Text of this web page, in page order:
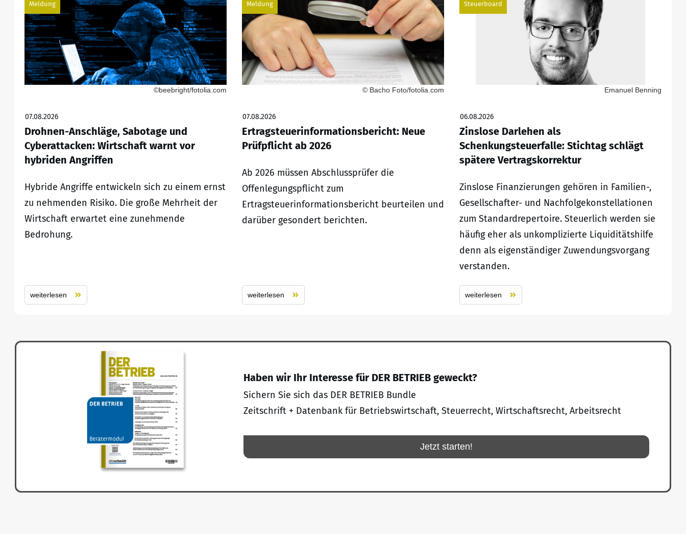
Meldung
©beebright/fotolia.com
07.08.2026
Drohnen-Anschläge, Sabotage und
Cyberattacken: Wirtschaft warnt vor
hybriden Angriffen
Hybride Angriffe entwickeln sich zu einem ernst
zu nehmenden Risiko. Die große Mehrheit der
Wirtschaft erwartet eine zunehmende
Bedrohung.
weiterlesen
Meldung
© Bacho Foto/fotolia.com
07.08.2026
Ertragsteuerinformationsbericht: Neue
Prüfpflicht ab 2026
Ab 2026 müssen Abschlussprüfer die
Offenlegungspflicht zum
Ertragsteuerinformationsbericht beurteilen und
darüber gesondert berichten.
weiterlesen
Steuerboard
Emanuel Benning
06.08.2026
Zinslose Darlehen als
Schenkungsteuerfalle: Stichtag schlägt
spätere Vertragskorrektur
Zinslose Finanzierungen gehören in Familien-,
Gesellschafter- und Nachfolgekonstellationen
zum Standardrepertoire. Steuerlich werden sie
häufig eher als unkomplizierte Liquiditätshilfe
denn als eigenständiger Zuwendungsvorgang
verstanden.
weiterlesen
Haben wir Ihr Interesse für DER BETRIEB geweckt?
Sichern Sie sich das DER BETRIEB Bundle
Zeitschrift + Datenbank für Betriebswirtschaft, Steuerrecht, Wirtschaftsrecht, Arbeitsrecht
Jetzt starten!